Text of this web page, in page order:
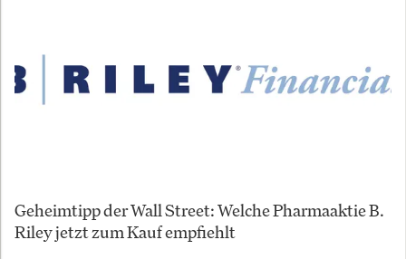
Geheimtipp der Wall Street: Welche Pharmaaktie B.
Riley jetzt zum Kauf empfiehlt